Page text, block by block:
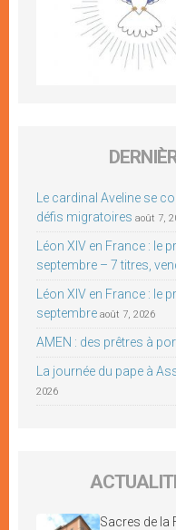
Le cardinal Aveline se
défis migratoires août 7,
Léon XIV en France : le
septembre – 7 titres,
Léon XIV en France : le
septembre août 7, 2026
AMEN : des prêtres à
La journée du pape à
2026
Sacres de la